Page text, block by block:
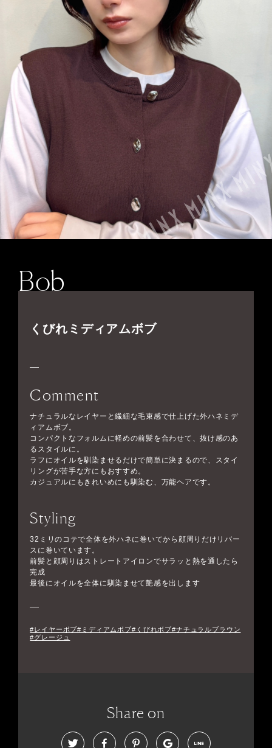
Bob
くびれミディアムボブ
Comment
ナチュラルなレイヤーと繊細な毛束感で仕上げた外ハネミデ
ィアムボブ。
コンパクトなフォルムに軽めの前髪を合わせて、抜け感のあ
るスタイルに。
ラフにオイルを馴染ませるだけで簡単に決まるので、スタイ
リングが苦手な方にもおすすめ。
カジュアルにもきれいめにも馴染む、万能ヘアです。
Styling
32ミリのコテで全体を外ハネに巻いてから顔周りだけリバー
スに巻いています。
前髪と顔周りはストレートアイロンでサラッと熱を通したら
完成
最後にオイルを全体に馴染ませて艶感を出します
#レイヤーボブ#ミディアムボブ#くびれボブ#ナチュラルブラウン
#グレージュ
Share on